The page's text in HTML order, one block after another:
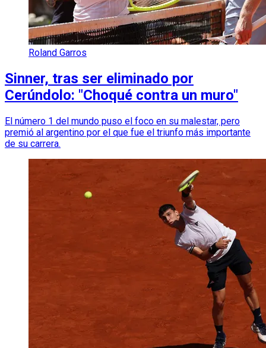
Roland Garros
Sinner, tras ser eliminado por
Cerúndolo: "Choqué contra un muro"
El número 1 del mundo puso el foco en su malestar, pero
premió al argentino por el que fue el triunfo más importante
de su carrera.